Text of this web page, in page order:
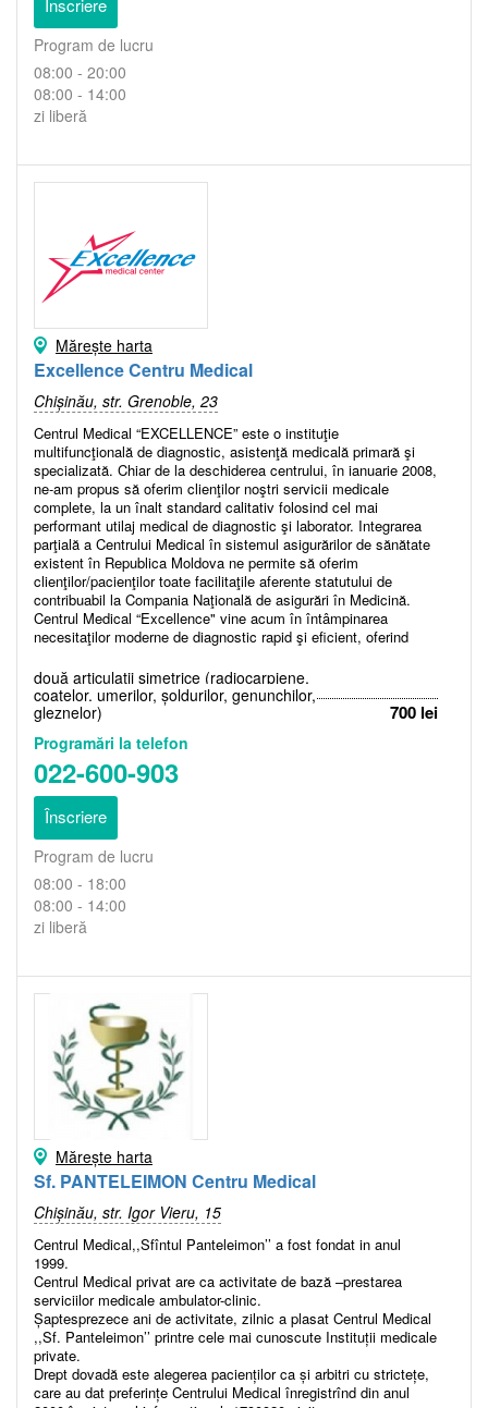
Înscriere
Program de lucru
08:00 - 20:00
08:00 - 14:00
zi liberă
Mărește harta
Excellence Centru Medical
Chișinău, str. Grenoble, 23
Centrul Medical “EXCELLENCE” este o instituţie
multifuncţională de diagnostic, asistenţă medicală primară şi
specializată. Chiar de la deschiderea centrului, în ianuarie 2008,
ne-am propus să oferim clienţilor noştri servicii medicale
complete, la un înalt standard calitativ folosind cel mai
performant utilaj medical de diagnostic şi laborator. Integrarea
parţială a Centrului Medical în sistemul asigurărilor de sănătate
existent în Republica Moldova ne permite să oferim
clienţilor/pacienţilor toate facilitaţile aferente statutului de
contribuabil la Compania Naţională de asigurări în Medicină.
Centrul Medical “Excellence" vine acum în întâmpinarea
necesitaţilor moderne de diagnostic rapid şi eficient, oferind
standarde europene, prestate de personal medical competent.
Asistenţa medicală în CM “EXCELLENCE” acoperă peste 12
specialităţi medicale, 9 explorări paraclinice şi peste 300 tipuri
de analize de laborator. Misiunea noastră este de a oferi servicii
care să raspundă la cele mai exigente cerinte medicale de
profesionalism, siguranţă şi confort. In opinia noastră medicina
modernă presupune şi o schimbare a mentalităţii pacienţilor
despre propria sănătate, o schimbare a atitudinii în relaţia
medic-pacient şi realizarea unui climat propice comunicării
permanente în beneficiul pacienţilor.
două articulații simetrice (radiocarpiene,
coatelor, umerilor, șoldurilor, genunchilor,
gleznelor)
700 lei
Programări la telefon
022-600-903
Înscriere
Program de lucru
08:00 - 18:00
08:00 - 14:00
zi liberă
Mărește harta
Sf. PANTELEIMON Centru Medical
Chișinău, str. Igor Vieru, 15
Centrul Medical,,Sfîntul Panteleimon’’ a fost fondat in anul
1999.
Centrul Medical privat are ca activitate de bază –prestarea
serviciilor medicale ambulator-clinic.
Șaptesprezece ani de activitate, zilnic a plasat Centrul Medical
,,Sf. Panteleimon’’ printre cele mai cunoscute Instituții medicale
private.
Drept dovadă este alegerea pacienților ca și arbitri cu strictețe,
care au dat preferințe Centrului Medical înregistrînd din anul